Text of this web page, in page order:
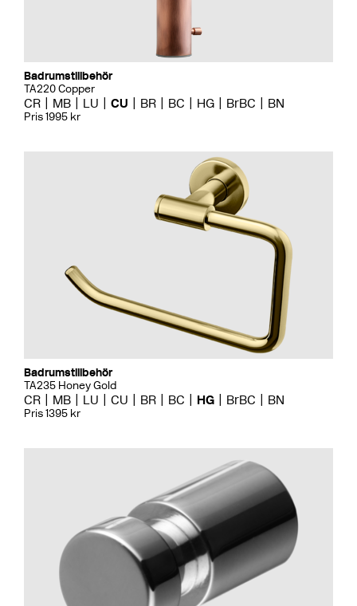
Badrumstillbehör
TA220 Copper
CR MB LU CU BR BC HG BrBC BN
Pris 1995 kr
Badrumstillbehör
TA235 Honey Gold
CR MB LU CU BR BC HG BrBC BN
Pris 1395 kr